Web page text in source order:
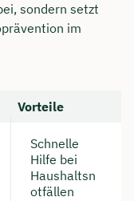
sondern setzt
im
Vorteile
Schnelle
Hilfe bei
Haushaltsn
otfällen
von 8 bis